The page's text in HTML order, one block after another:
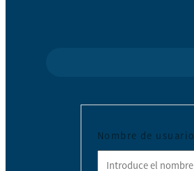
Nombre de usuario